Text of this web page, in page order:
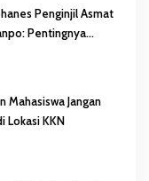
Penginjil Asmat
Pentingnya
Mahasiswa Jangan
Lokasi KKN